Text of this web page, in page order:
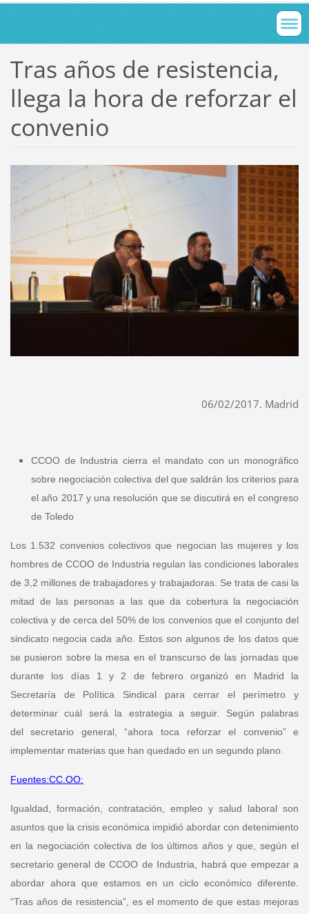
Tras años de resistencia,
llega la hora de reforzar el
convenio
06/02/2017. Madrid
CCOO de Industria cierra el mandato con un monográfico
sobre negociación colectiva del que saldrán los criterios para
el año 2017 y una resolución que se discutirá en el congreso
de Toledo
Los 1.532 convenios colectivos que negocian las mujeres y los
hombres de CCOO de Industria regulan las condiciones laborales
de 3,2 millones de trabajadores y trabajadoras. Se trata de casi la
mitad de las personas a las que da cobertura la negociación
colectiva y de cerca del 50% de los convenios que el conjunto del
sindicato negocia cada año. Estos son algunos de los datos que
se pusieron sobre la mesa en el transcurso de las jornadas que
durante los días 1 y 2 de febrero organizó en Madrid la
Secretaría de Política Sindical para cerrar el perímetro y
determinar cuál será la estrategia a seguir. Según palabras
del secretario general, “ahora toca reforzar el convenio” e
implementar materias que han quedado en un segundo plano.
Fuentes:CC.OO:
Igualdad, formación, contratación, empleo y salud laboral son
asuntos que la crisis económica impidió abordar con detenimiento
en la negociación colectiva de los últimos años y que, según el
secretario general de CCOO de Industria, habrá que empezar a
abordar ahora que estamos en un ciclo económico diferente.
“Tras años de resistencia”, es el momento de que estas mejoras